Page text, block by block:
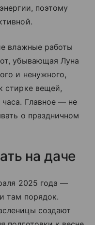
поэтому
влажные работы
убывающая Луна
и ненужного,
стирке вещей,
Главное — не
о праздничном
на даче
2025 года —
там порядок.
создают